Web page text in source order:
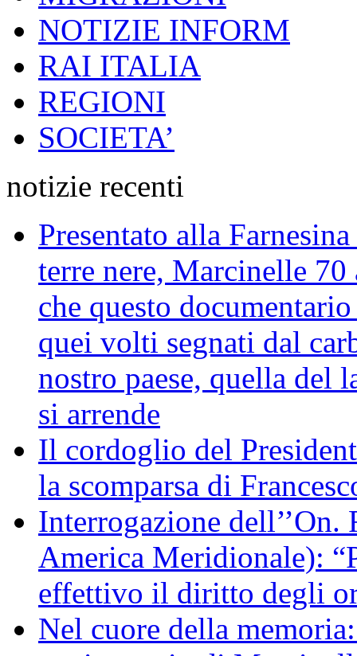
NOTIZIE INFORM
RAI ITALIA
REGIONI
SOCIETA’
notizie recenti
Presentato alla
terre nere, Marcinelle
che questo
quei volti segnati dal
nostro paese, quella del
si arrende
Il cordoglio del
la scomparsa di
Interrogazione
America Meridionale):
effettivo il diritto degli
Nel cuore della